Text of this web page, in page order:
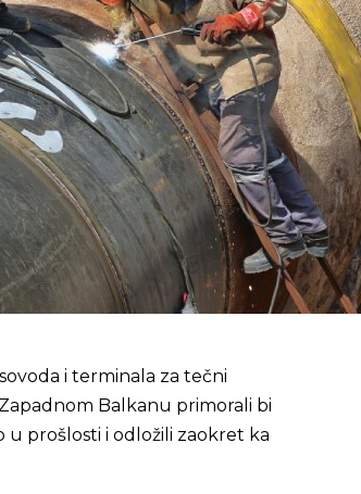
i terminala za tečni
Balkanu primorali bi
u prošlosti i odložili zaokret ka